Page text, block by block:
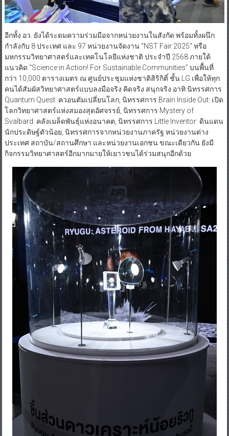
อีกทั้ง อว. ยังได้ระดมความร่วมมือจากหน่วยงานในสังกัด พร้อมทั้งผนึก
กำลังกับ 8 ประเทศ และ 97 หน่วยงานจัดงาน “NST Fair 2025” หรือ
มหกรรมวิทยาศาสตร์และเทคโนโลยีแห่งชาติ ประจำปี 2568 ภายใต้
แนวคิด “Science in Action! For Sustainable Communities” บนพื้นที่
กว่า 10,000 ตารางเมตร ณ ศูนย์ประชุมแห่งชาติสิริกิติ์ ชั้น LG เพื่อให้ทุก
คนได้สัมผัสวิทยาศาสตร์แบบลงมือจริง คิดจริง สนุกจริง อาทิ นิทรรศการ
Quantum Quest: ควอนตัมเปลี่ยนโลก, นิทรรศการ Brain Inside Out: เปิด
โลกวิทยาศาสตร์แห่งสมองสุดอัศจรรย์, นิทรรศการ Mystery of
Svalbard: คลังเมล็ดพันธุ์แห่งอนาคต, นิทรรศการ Little Inventor: ดินแดน
นักประดิษฐ์ตัวน้อย, นิทรรศการจากหน่วยงานภาครัฐ หน่วยงานต่าง
ประเทศ สถาบัน/สถานศึกษา และหน่วยงานเอกชน ขณะเดียวกัน ยังมี
กิจกรรมวิทยาศาสตร์อีกมากมายให้เยาวชนได้ร่วมสนุกอีกด้วย